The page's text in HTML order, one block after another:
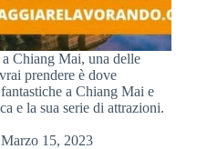
Chiang Mai, una delle
prendere è dove
a Chiang Mai e
e la sua serie di attrazioni.
Marzo 15, 2023